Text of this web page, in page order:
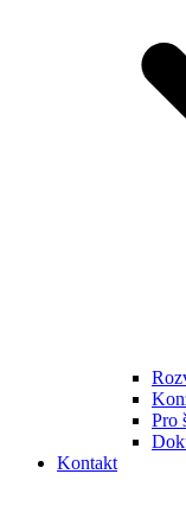
Pro
Kontakt